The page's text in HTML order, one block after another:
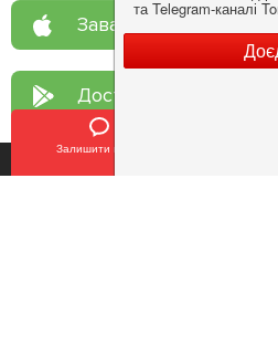
Залишити відгук
Завантажте у
Доступно у